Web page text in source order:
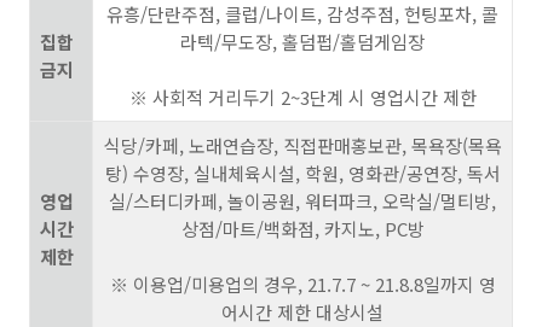
집합
금지
유흥/단란주점, 클럽/나이트, 감성주점, 헌팅포차, 콜
라텍/무도장, 홀덤펍/홀덤게임장
※ 사회적 거리두기 2~3단계 시 영업시간 제한
영업
시간
제한
식당/카페, 노래연습장, 직접판매홍보관, 목욕장(목욕
탕) 수영장, 실내체육시설, 학원, 영화관/공연장, 독서
실/스터디카페, 놀이공원, 워터파크, 오락실/멀티방,
상점/마트/백화점, 카지노, PC방
※ 이용업/미용업의 경우, 21.7.7 ~ 21.8.8일까지 영
어시간 제한 대상시설